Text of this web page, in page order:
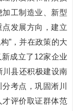
工制造业、新型
发展方向，建立
”，并在政策的大
成立了12家企业
县还积极建设南
考点，巩固淅川
评价取证群体范